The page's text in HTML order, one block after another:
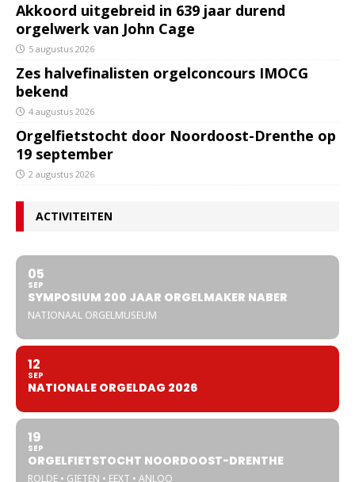
Akkoord uitgebreid in 639 jaar durend
orgelwerk van John Cage
5 augustus 2026
Zes halvefinalisten orgelconcours IMOCG
bekend
4 augustus 2026
Orgelfietstocht door Noordoost-Drenthe op
19 september
2 augustus 2026
ACTIVITEITEN
05
SEP
SYMPOSIUM 200 JAAR ORGELMAKER NABER
NATIONAAL ORGELMUSEUM
12
SEP
NATIONALE ORGELDAG 2026
19
SEP
ORGELFIETSTOCHT NOORDOOST-DRENTHE
ROLDE • GIETEN • EEXT • ANLOO